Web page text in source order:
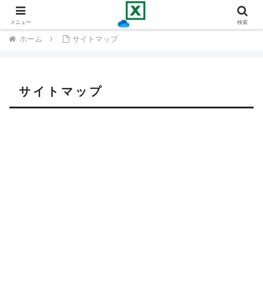
千里の道も一歩から
ホーム サイトマップ
サイトマップ
メニュー 検索